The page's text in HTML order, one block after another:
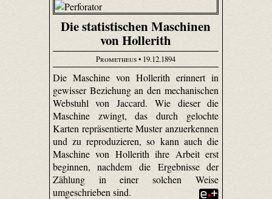
Die statistischen Maschinen
von Hollerith
Prometheus• 19.12.1894
Die Maschine von Hollerith erinnert in
gewisser Beziehung an den mechanischen
Webstuhl von Jaccard. Wie dieser die
Maschine zwingt, das durch gelochte
Karten repräsentierte Muster anzuerkennen
und zu reproduzieren, so kann auch die
Maschine von Hollerith ihre Arbeit erst
beginnen, nachdem die Ergebnisse der
Zählung in einer solchen Weise
umgeschrieben sind.